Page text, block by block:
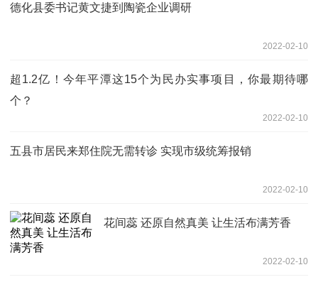
德化县委书记黄文捷到陶瓷企业调研
2022-02-10
超1.2亿！今年平潭这15个为民办实事项目，你最期待哪
个？
2022-02-10
五县市居民来郑住院无需转诊 实现市级统筹报销
2022-02-10
花间蕊 还原自然真美 让生活布满芳香
2022-02-10